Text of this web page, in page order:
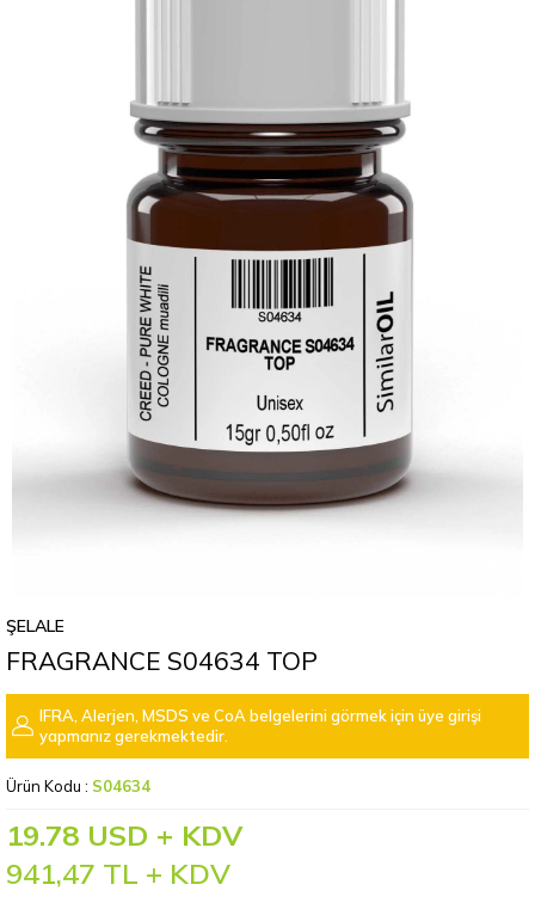
ŞELALE
FRAGRANCE S04634 TOP
IFRA, Alerjen, MSDS ve CoA belgelerini görmek için üye girişi
yapmanız gerekmektedir.
Ürün Kodu : S04634
19.78 USD + KDV
941,47 TL + KDV